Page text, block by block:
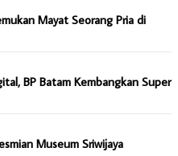
Mayat Seorang Pria di
BP Batam Kembangkan Super
Museum Sriwijaya